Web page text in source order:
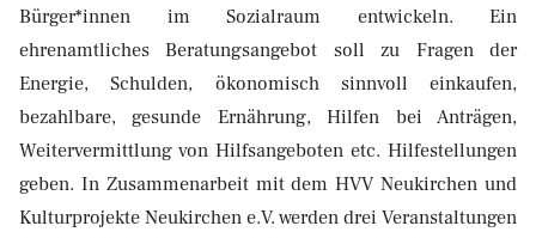
Bürger*innen im Sozialraum entwickeln. Ein
ehrenamtliches Beratungsangebot soll zu Fragen der
Energie, Schulden, ökonomisch sinnvoll einkaufen,
bezahlbare, gesunde Ernährung, Hilfen bei Anträgen,
Weitervermittlung von Hilfsangeboten etc. Hilfestellungen
geben. In Zusammenarbeit mit dem HVV Neukirchen und
Kulturprojekte Neukirchen e.V. werden drei Veranstaltungen